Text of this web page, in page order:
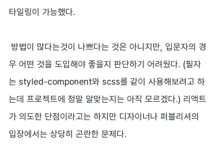
타일링이 가능했다.
방법이 많다는것이 나쁘다는 것은 아니지만, 입문자의 경
우 어떤 것을 도입해야 좋을지 판단하기 어려웠다. (필자
는 styled-component와 scss를 같이 사용해보려고 하
는데 프로젝트에 정말 알맞는지는 아직 모르겠다.) 리액트
가 의도한 단점이라고는 하지만 디자이너나 퍼블리셔의
입장에서는 상당히 곤란한 문제다.